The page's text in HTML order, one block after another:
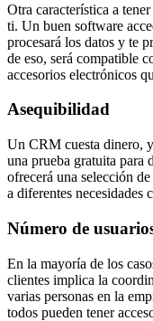
Otra característica a
ti. Un buen software
procesará los datos y te
de eso, será compatible
accesorios electrónicos
Asequibilidad
Un CRM cuesta dinero,
una prueba gratuita para
ofrecerá una selección
a diferentes necesidades
Número de
En la mayoría de los
clientes implica la
varias personas en la
todos pueden tener